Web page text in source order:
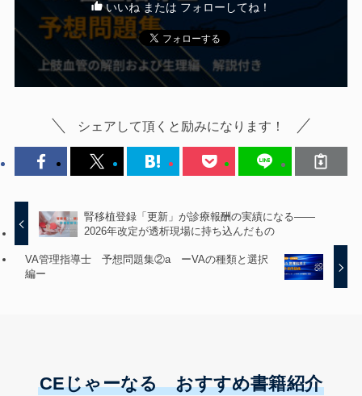
いいね または フォローしてね！
シェアして頂くと励みになります！
腎移植登録「更新」が診療報酬の実績になる——
2026年改定が透析現場に持ち込んだもの
VA管理指導士 予想問題集②a ーVAの種類と選択
編ー
CEじゃーなる おすすめ書籍紹介